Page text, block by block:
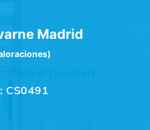
Madrid
CS0491